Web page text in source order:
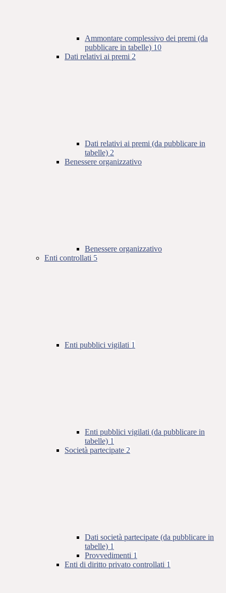
Ammontare complessivo dei premi (da
pubblicare in tabelle) 10
Dati relativi ai premi 2
Dati relativi ai premi (da pubblicare in
tabelle) 2
Benessere organizzativo
Benessere organizzativo
Enti controllati 5
Enti pubblici vigilati 1
Enti pubblici vigilati (da pubblicare in
tabelle) 1
Società partecipate 2
Dati società partecipate (da pubblicare in
tabelle) 1
Provvedimenti 1
Enti di diritto privato controllati 1